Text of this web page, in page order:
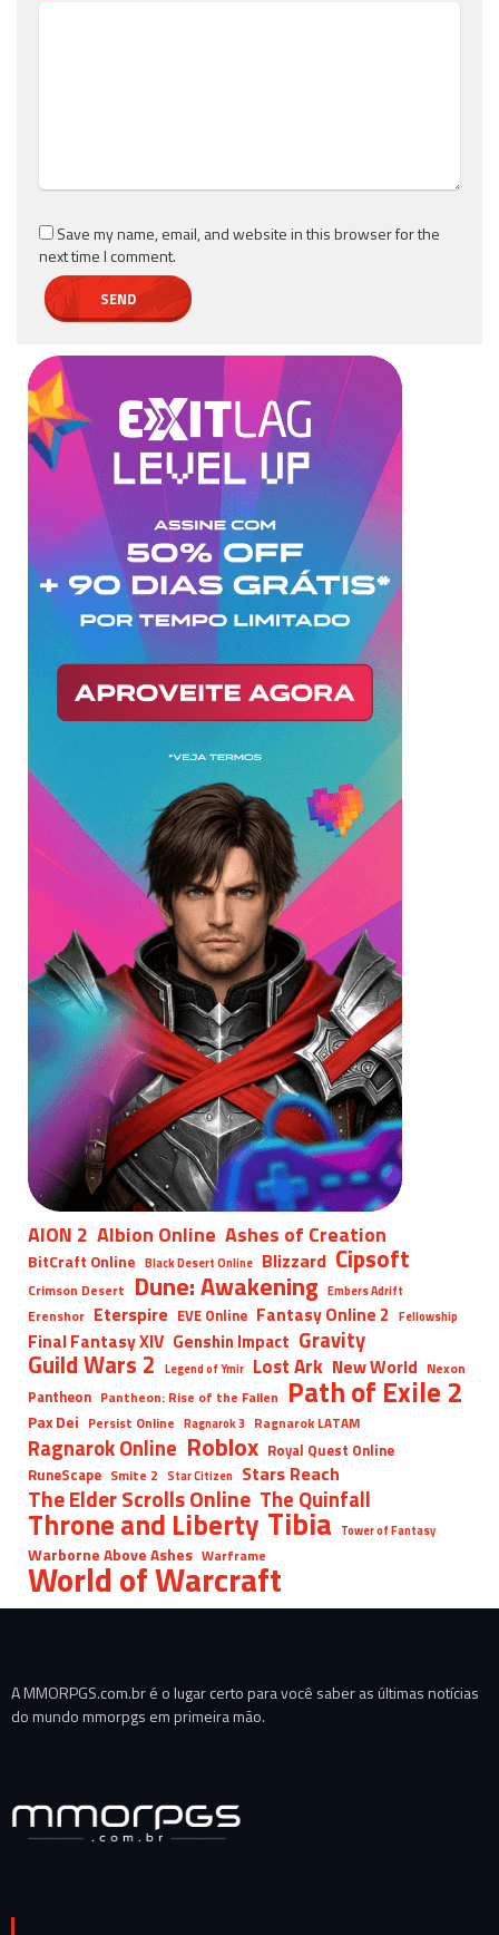
Save my name, email, and website in this browser for the
next time I comment.
AION 2 Albion Online Ashes of Creation
BitCraft Online Black Desert Online Blizzard Cipsoft
Crimson Desert Dune: Awakening Embers Adrift
Erenshor Eterspire EVE Online Fantasy Online 2 Fellowship
Final Fantasy XIV Genshin Impact Gravity
Guild Wars 2 Legend of Ymir Lost Ark New World Nexon
Pantheon Pantheon: Rise of the Fallen Path of Exile 2
Pax Dei Persist Online Ragnarok 3 Ragnarok LATAM
Ragnarok Online Roblox Royal Quest Online
RuneScape Smite 2 Star Citizen Stars Reach
The Elder Scrolls Online The Quinfall
Throne and Liberty Tibia Tower of Fantasy
Warborne Above Ashes Warframe
World of Warcraft
A MMORPGS.com.br é o lugar certo para você saber as últimas notícias
do mundo mmorpgs em primeira mão.